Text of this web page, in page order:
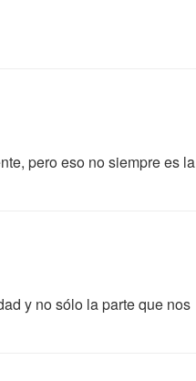
pero eso no siempre es la
y no sólo la parte que nos